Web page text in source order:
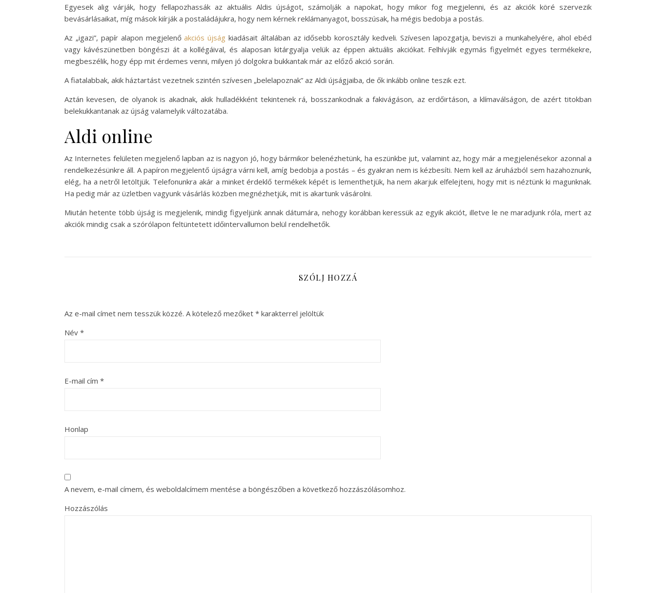
Egyesek alig várják, hogy fellapozhassák az aktuális Aldis újságot, számolják a napokat, hogy mikor fog megjelenni, és az akciók köré szervezik
bevásárlásaikat, míg mások kiírják a postaládájukra, hogy nem kérnek reklámanyagot, bosszúsak, ha mégis bedobja a postás.
Az „igazi”, papír alapon megjelenőakciós újság kiadásait általában az idősebb korosztály kedveli. Szívesen lapozgatja, beviszi a munkahelyére, ahol ebéd
vagy kávészünetben böngészi át a kollégáival, és alaposan kitárgyalja velük az éppen aktuális akciókat. Felhívják egymás figyelmét egyes termékekre,
megbeszélik, hogy épp mit érdemes venni, milyen jó dolgokra bukkantak már az előző akció során.
A fiatalabbak, akik háztartást vezetnek szintén szívesen „belelapoznak” az Aldi újságjaiba, de ők inkább online teszik ezt.
Aztán kevesen, de olyanok is akadnak, akik hulladékként tekintenek rá, bosszankodnak a fakivágáson, az erdőirtáson, a klímaválságon, de azért titokban
belekukkantanak az újság valamelyik változatába.
Aldi online
Az Internetes felületen megjelenő lapban az is nagyon jó, hogy bármikor belenézhetünk, ha eszünkbe jut, valamint az, hogy már a megjelenésekor azonnal a
rendelkezésünkre áll. A papíron megjelentő újságra várni kell, amíg bedobja a postás – és gyakran nem is kézbesíti. Nem kell az áruházból sem hazahoznunk,
elég, ha a netről letöltjük. Telefonunkra akár a minket érdeklő termékek képét is lementhetjük, ha nem akarjuk elfelejteni, hogy mit is néztünk ki magunknak.
Ha pedig már az üzletben vagyunk vásárlás közben megnézhetjük, mit is akartunk vásárolni.
Miután hetente több újság is megjelenik, mindig figyeljünk annak dátumára, nehogy korábban keressük az egyik akciót, illetve le ne maradjunk róla, mert az
akciók mindig csak a szórólapon feltüntetett időintervallumon belül rendelhetők.
SZÓLJ HOZZÁ
Az e-mail címet nem tesszük közzé. A kötelező mezőket * karakterrel jelöltük
Név *
E-mail cím *
Honlap
A nevem, e-mail címem, és weboldalcímem mentése a böngészőben a következő hozzászólásomhoz.
Hozzászólás